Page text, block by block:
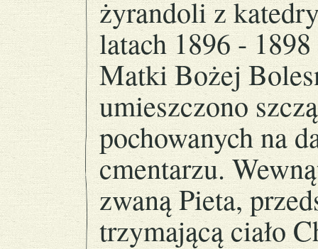
żyrandoli z
latach 1896 -
Matki Bożej
umieszczono
pochowanych na
cmentarzu.
zwaną Pieta,
trzymającą ciało